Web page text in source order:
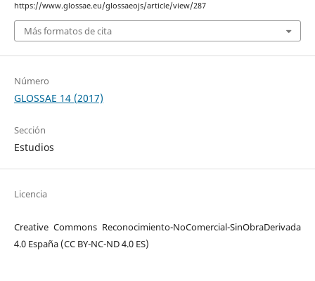
https://www.glossae.eu/glossaeojs/article/view/287
Más formatos de cita
Número
GLOSSAE 14 (2017)
Sección
Estudios
Licencia
Creative Commons Reconocimiento-NoComercial-SinObraDerivada
4.0 España (CC BY-NC-ND 4.0 ES)